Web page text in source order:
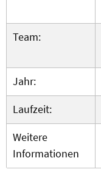
Team:
Jahr:
Laufzeit:
Weitere
Informationen